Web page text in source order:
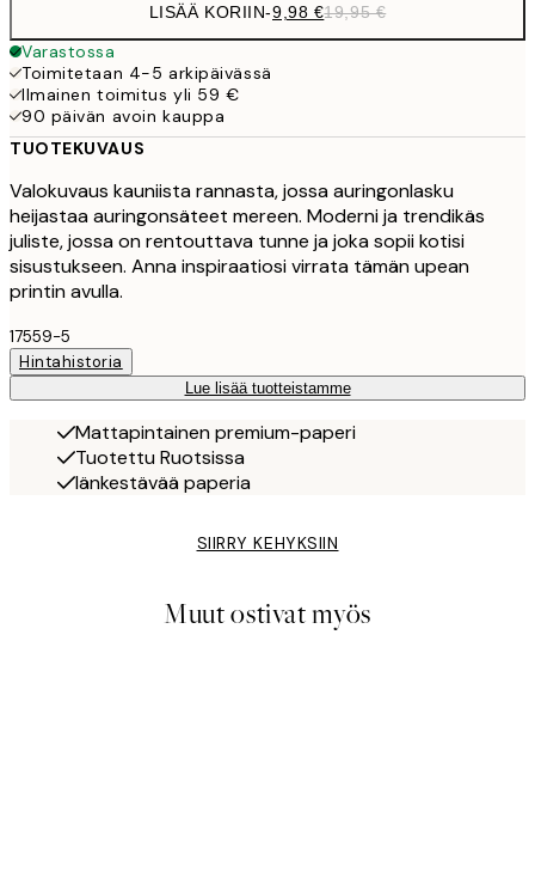
LISÄÄ KORIIN-9,98 €19,95 €
Varastossa
Toimitetaan 4-5 arkipäivässä
Ilmainen toimitus yli 59 €
90 päivän avoin kauppa
TUOTEKUVAUS
Valokuvaus kauniista rannasta, jossa auringonlasku
heijastaa auringonsäteet mereen. Moderni ja trendikäs
juliste, jossa on rentouttava tunne ja joka sopii kotisi
sisustukseen. Anna inspiraatiosi virrata tämän upean
printin avulla.
17559-5
Hintahistoria
Lue lisää tuotteistamme
Mattapintainen premium-paperi
Tuotettu Ruotsissa
Iänkestävää paperia
SIIRRY KEHYKSIIN
Muut ostivat myös